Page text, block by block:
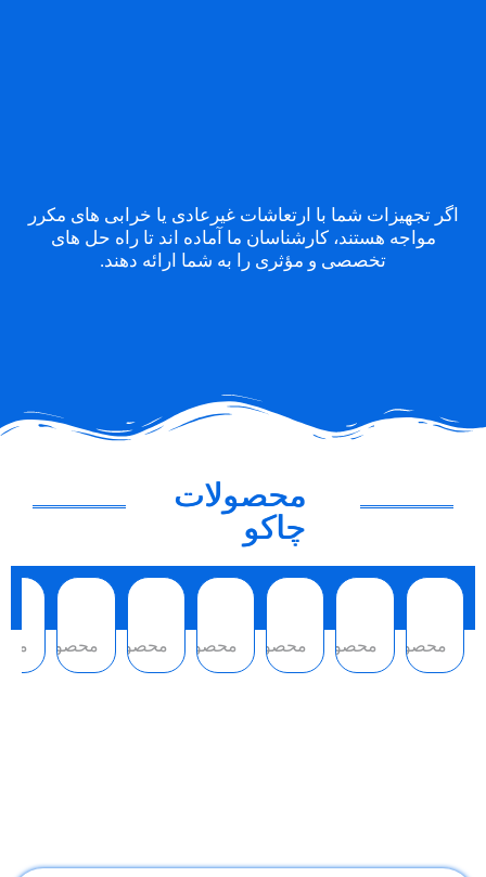
اگر تجهیزات شما با ارتعاشات غیرعادی یا خرابی های مکرر
مواجه هستند، کارشناسان ما آماده اند تا راه حل های
تخصصی و مؤثری را به شما ارائه دهند.
محصولات
چاکو
محصول محصول محصول محصول محصول محصول